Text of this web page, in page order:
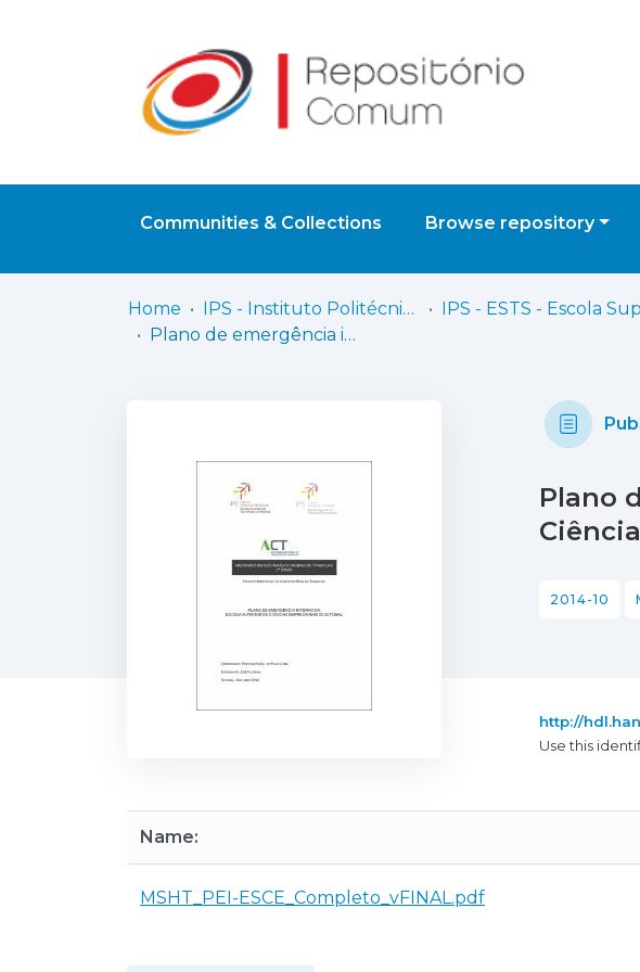
Communities & Collections Browse repository
Home IPS - Instituto Politécnico de Setúbal
Plano de emergência interno da Escola Superior de Ciências Empresariais de Setúbal
Plano
2014-10
http://
Use this
Name:
MSHT_PEI-ESCE_Completo_vFINAL.pdf